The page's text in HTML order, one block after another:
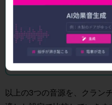
【アフィリエイト・PR広告
ストア
以上の3つの音源を、クラン